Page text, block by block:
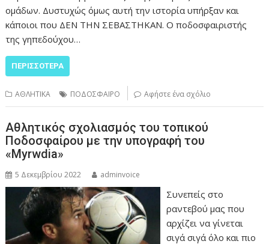
ομάδων. Δυστυχώς όμως αυτή την ιστορία υπήρξαν και
κάποιοι που ΔΕΝ ΤΗΝ ΣΕΒΑΣΤΗΚΑΝ. Ο ποδοσφαιριστής
της γηπεδούχου…
ΠΕΡΙΣΣΌΤΕΡΑ
ΑΘΛΗΤΙΚΑ ΠΟΔΟΣΦΑΙΡΟ Αφήστε ένα σχόλιο
Αθλητικός σχολιασμός του τοπικού
Ποδοσφαίρου με την υπογραφή του
«Myrwdia»
5 Δεκεμβρίου 2022 adminvoice
Συνεπείς στο
ραντεβού μας που
αρχίζει να γίνεται
σιγά σιγά όλο και πιο